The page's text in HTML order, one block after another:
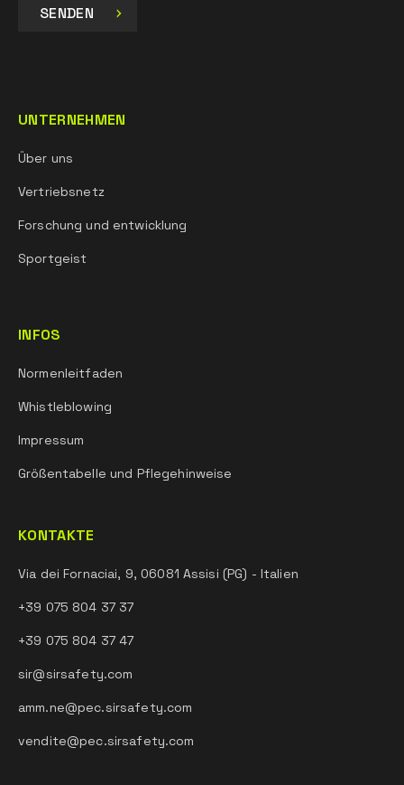
SENDEN
UNTERNEHMEN
Über uns
Vertriebsnetz
Forschung und entwicklung
Sportgeist
INFOS
Normenleitfaden
Whistleblowing
Impressum
Größentabelle und Pflegehinweise
KONTAKTE
Via dei Fornaciai, 9, 06081 Assisi (PG) - Italien
+39 075 804 37 37
+39 075 804 37 47
sir@sirsafety.com
amm.ne@pec.sirsafety.com
vendite@pec.sirsafety.com